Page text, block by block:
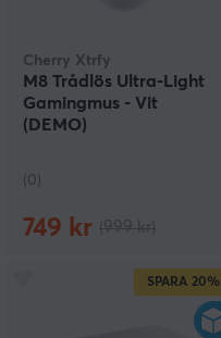
Cherry Xtrfy
M8 Trådlös Ultra-Light
Gamingmus - Vit
(DEMO)
(0)
749 kr
SPARA 20%